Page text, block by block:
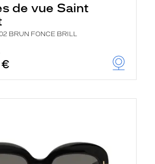
de vue Saint
BRUN FONCE BRILL